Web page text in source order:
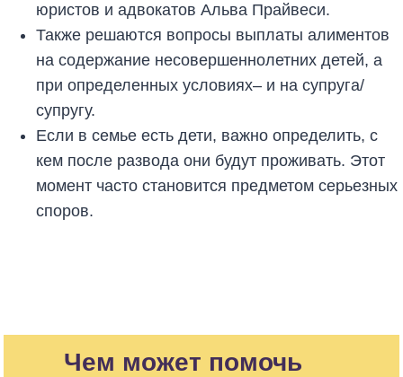
юристов и адвокатов Альва Прайвеси.
Также решаются вопросы выплаты алиментов
на содержание несовершеннолетних детей, а
при определенных условиях– и на супруга/
супругу.
Если в семье есть дети, важно определить, с
кем после развода они будут проживать. Этот
момент часто становится предметом серьезных
споров.
Чем может помочь